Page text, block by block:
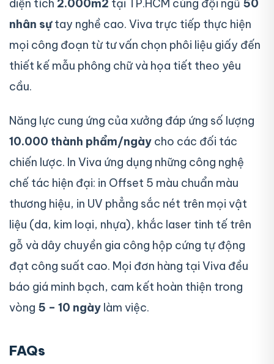
diện tích 2.000m2 tại TP.HCM cùng đội ngũ 50
nhân sựtay nghề cao. Viva trực tiếp thực hiện
mọi công đoạn từ tư vấn chọn phôi liệu giấy đến
thiết kế mẫu phông chữ và họa tiết theo yêu
cầu.
Năng lực cung ứng của xưởng đáp ứng số lượng
10.000 thành phẩm/ngày cho các đối tác
chiến lược. In Viva ứng dụng những công nghệ
chế tác hiện đại: in Offset 5 màu chuẩn màu
thương hiệu, in UV phẳng sắc nét trên mọi vật
liệu (da, kim loại, nhựa), khắc laser tinh tế trên
gỗ và dây chuyền gia công hộp cứng tự động
đạt công suất cao. Mọi đơn hàng tại Viva đều
báo giá minh bạch, cam kết hoàn thiện trong
vòng 5 – 10 ngày làm việc.
FAQs